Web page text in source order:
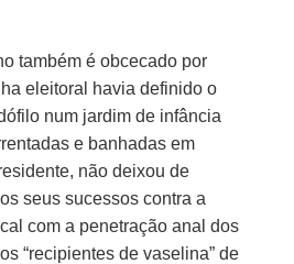
também é obcecado por
eleitoral havia definido o
num jardim de infância
e banhadas em
não deixou de
seus sucessos contra a
com a penetração anal dos
“recipientes de vaselina” de